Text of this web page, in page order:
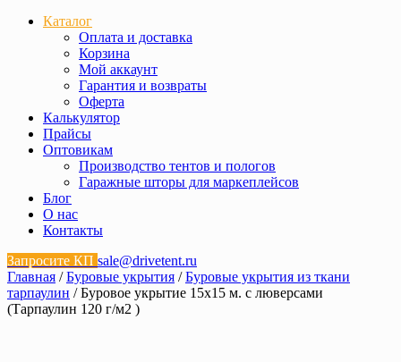
Каталог
Оплата и доставка
Корзина
Мой аккаунт
Гарантия и возвраты
Оферта
Калькулятор
Прайсы
Оптовикам
Производство тентов и пологов
Гаражные шторы для маркеплейсов
Блог
О нас
Контакты
Запросите КП sale@drivetent.ru
Главная /Буровые укрытия /Буровые укрытия из ткани
тарпаулин / Буровое укрытие 15х15 м. с люверсами
(Тарпаулин 120 г/м2 )